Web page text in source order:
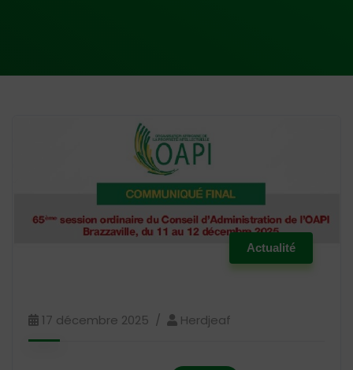
Actualité
17 décembre 2025 Herdjeaf